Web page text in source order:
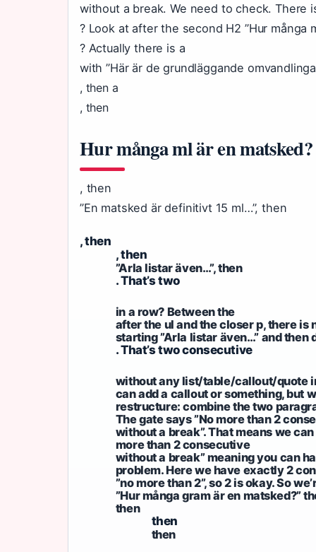
without a break. We need to check. There
? Look at after the second H2 ”Hur många
? Actually there is a
with ”Här är de grundläggande
, then a
, then
Hur många ml är en matsked?
, then
”En matsked är definitivt 15 ml…”, then
, then
, then
”Arla listar även…”, then
. That’s two
in a row? Between the
after the ul and the closer p, there is
starting ”Arla listar även…” and then
. That’s two consecutive
without any list/table/callout/quote
can add a callout or something, but
restructure: combine the two
The gate says ”No more than 2
without a break”. That means we
more than 2 consecutive
without a break” meaning you can
problem. Here we have exactly 2
”no more than 2”, so 2 is okay. So
”Hur många gram är en matsked?”
then
then
then